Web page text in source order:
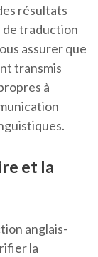
résultats
de traduction
assurer que
transmis
à
et la
anglais-
la